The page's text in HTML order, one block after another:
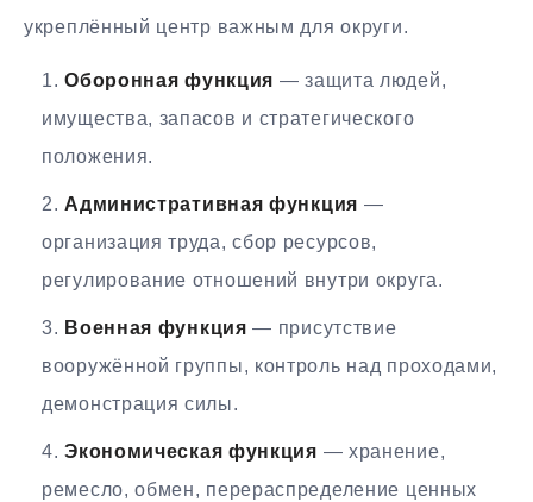
укреплённый центр важным для округи.
Оборонная функция — защита людей,
имущества, запасов и стратегического
положения.
Административная функция —
организация труда, сбор ресурсов,
регулирование отношений внутри округа.
Военная функция — присутствие
вооружённой группы, контроль над проходами,
демонстрация силы.
Экономическая функция — хранение,
ремесло, обмен, перераспределение ценных